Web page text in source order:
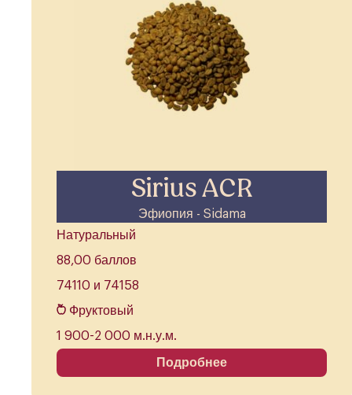
Sirius ACR
Эфиопия - Sidama
Натуральный
88,00 баллов
74110 и 74158
Фруктовый
1 900-2 000 м.н.у.м.
Подробнее